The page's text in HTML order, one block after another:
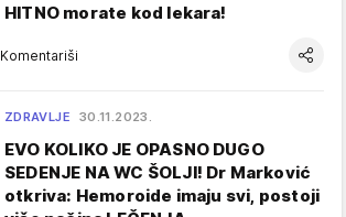
HITNO morate kod lekara!
Komentariši
ZDRAVLJE 30.11.2023.
EVO KOLIKO JE OPASNO DUGO
SEDENJE NA WC ŠOLJI! Dr Marković
otkriva: Hemoroide imaju svi, postoji